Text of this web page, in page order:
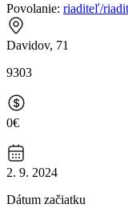
Povolanie: riaditeľ/
Davidov, 71
9303
0€
2. 9. 2024
Dátum začiatku